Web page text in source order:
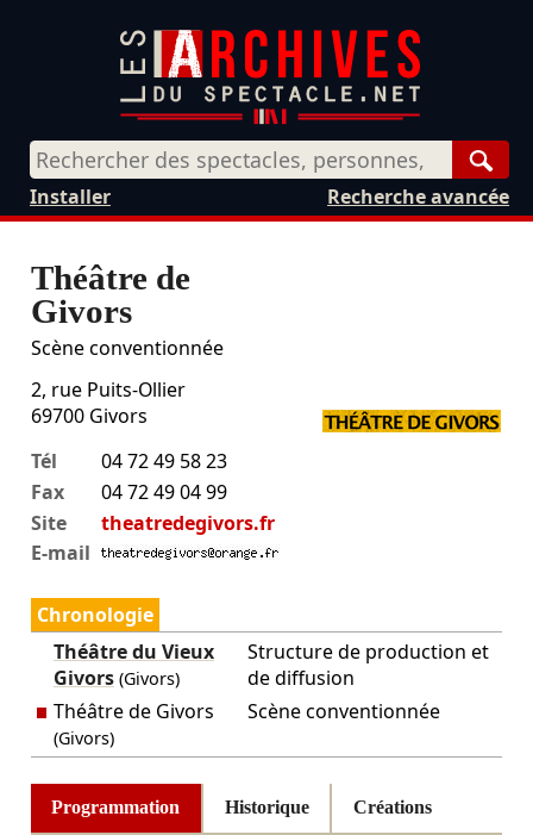
Recherche avancée
Installer
Théâtre de
Givors
Scène conventionnée
2, rue Puits-Ollier
69700 Givors
Tél
04 72 49 58 23
Fax
04 72 49 04 99
Site
theatredegivors.fr
E-mail
Chronologie
Théâtre du Vieux
Givors(Givors)
Structure de production et
de diffusion
Théâtre de Givors
(Givors)
Scène conventionnée
Programmation Historique Créations